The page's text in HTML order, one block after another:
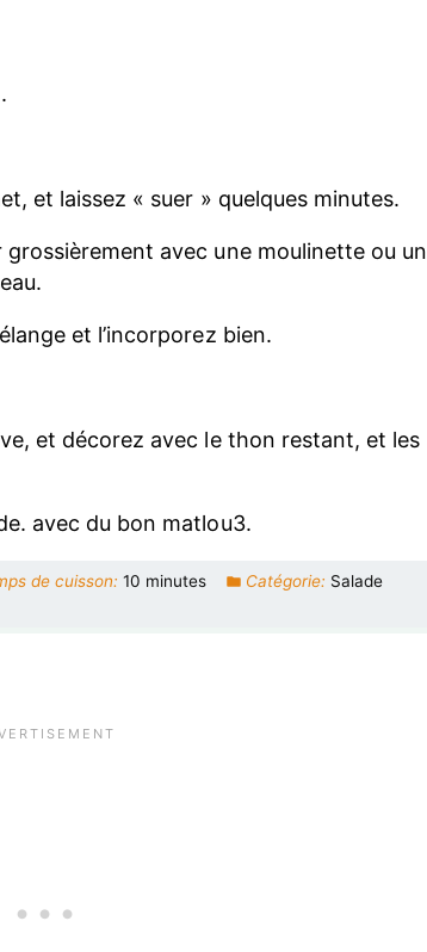
et laissez « suer » quelques minutes.
grossièrement avec une moulinette ou un
et l’incorporez bien.
et décorez avec le thon restant, et les
avec du bon matlou3.
de cuisson: 10 minutes Catégorie: Salade